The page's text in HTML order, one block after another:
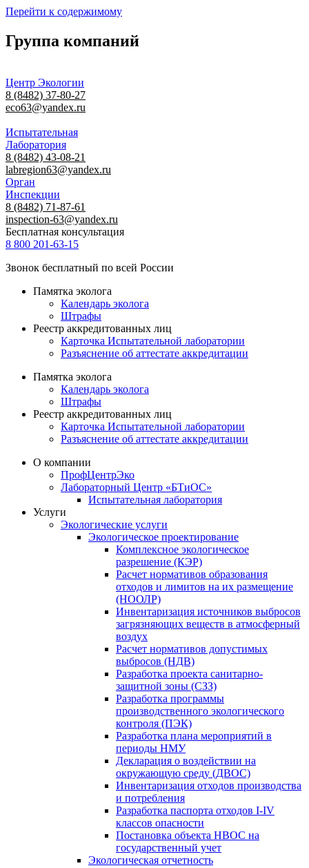
Перейти к содержимому
Группа компаний
Центр Экологии
8 (8482) 37-80-27
eco63@yandex.ru
Испытательная
Лаборатория
8 (8482) 43-08-21
labregion63@yandex.ru
Орган
Инспекции
8 (8482) 71-87-61
inspection-63@yandex.ru
Бесплатная консультация
8 800 201-63-15
Звонок бесплатный по всей России
Памятка эколога
Календарь эколога
Штрафы
Реестр аккредитованных лиц
Карточка Испытательной лаборатории
Разъяснение об аттестате аккредитации
Памятка эколога
Календарь эколога
Штрафы
Реестр аккредитованных лиц
Карточка Испытательной лаборатории
Разъяснение об аттестате аккредитации
О компании
ПрофЦентрЭко
Лабораторный Центр «БТиОС»
Испытательная лаборатория
Услуги
Экологические услуги
Экологическое проектирование
Комплексное экологическое
разрешение (КЭР)
Расчет нормативов образования
отходов и лимитов на их размещение
(НООЛР)
Инвентаризация источников выбросов
загрязняющих веществ в атмосферный
воздух
Расчет нормативов допустимых
выбросов (НДВ)
Разработка проекта санитарно-
защитной зоны (СЗЗ)
Разработка программы
производственного экологического
контроля (ПЭК)
Разработка плана мероприятий в
периоды НМУ
Декларация о воздействии на
окружающую среду (ДВОС)
Инвентаризация отходов производства
и потребления
Разработка паспорта отходов I-IV
классов опасности
Постановка объекта НВОС на
государственный учет
Экологическая отчетность